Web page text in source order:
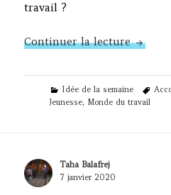
travail ?
Continuer la lectureN°269
Categories
Idée de la semaine
Jeunesse, Monde du travail
Author
Taha Balafrej
Posted
7 janvier 2020